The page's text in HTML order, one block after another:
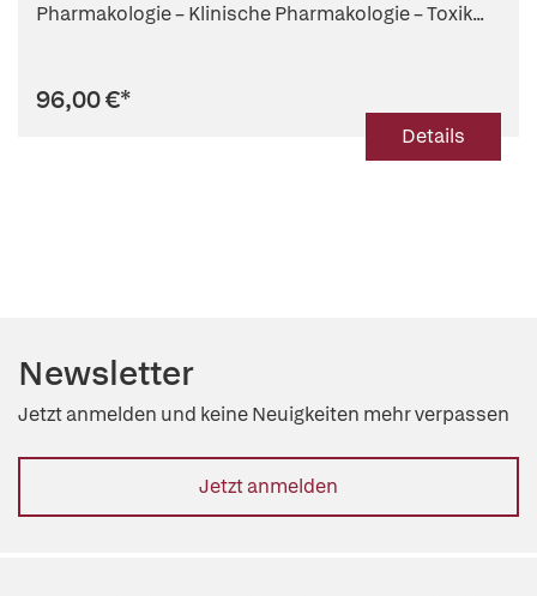
Pharmakologie – Klinische Pharmakologie – Toxik...
96,00 €*
Details
Newsletter
Jetzt anmelden und keine Neuigkeiten mehr verpassen
Jetzt anmelden